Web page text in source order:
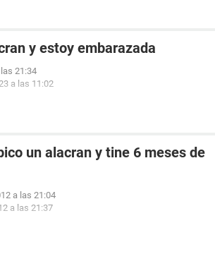
y estoy embarazada
21:34
a las 11:02
un alacran y tine 6 meses de
a las 21:04
a las 21:37